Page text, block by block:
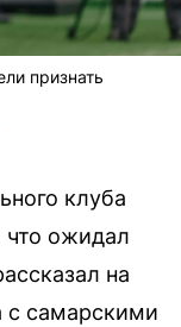
признать
клуба
что ожидал
на
с самарскими